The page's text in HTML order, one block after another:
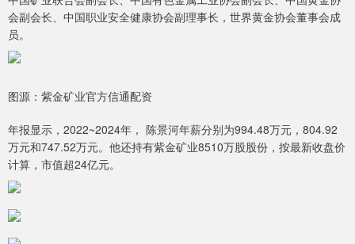
会副会长、中国职业安全健康协会副理事长，世界黄金协会董事会成
员。
图源：紫金矿业官方信通配资
年报显示，2022~2024年， 陈景河年薪分别为994.48万元，804.92
万元和747.52万元。他还持有紫金矿业8510万股股份，按最新收盘价
计算，市值超24亿元。